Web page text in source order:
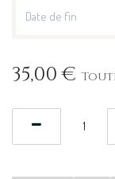
35,00€